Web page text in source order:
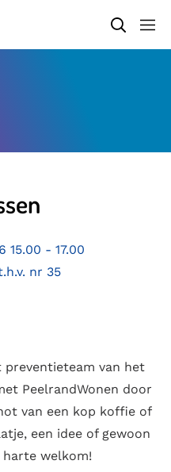
15.00 - 17.00
nr 35
van het
PeelrandWonen door
van een kop koffie of
een idee of gewoon
harte welkom!